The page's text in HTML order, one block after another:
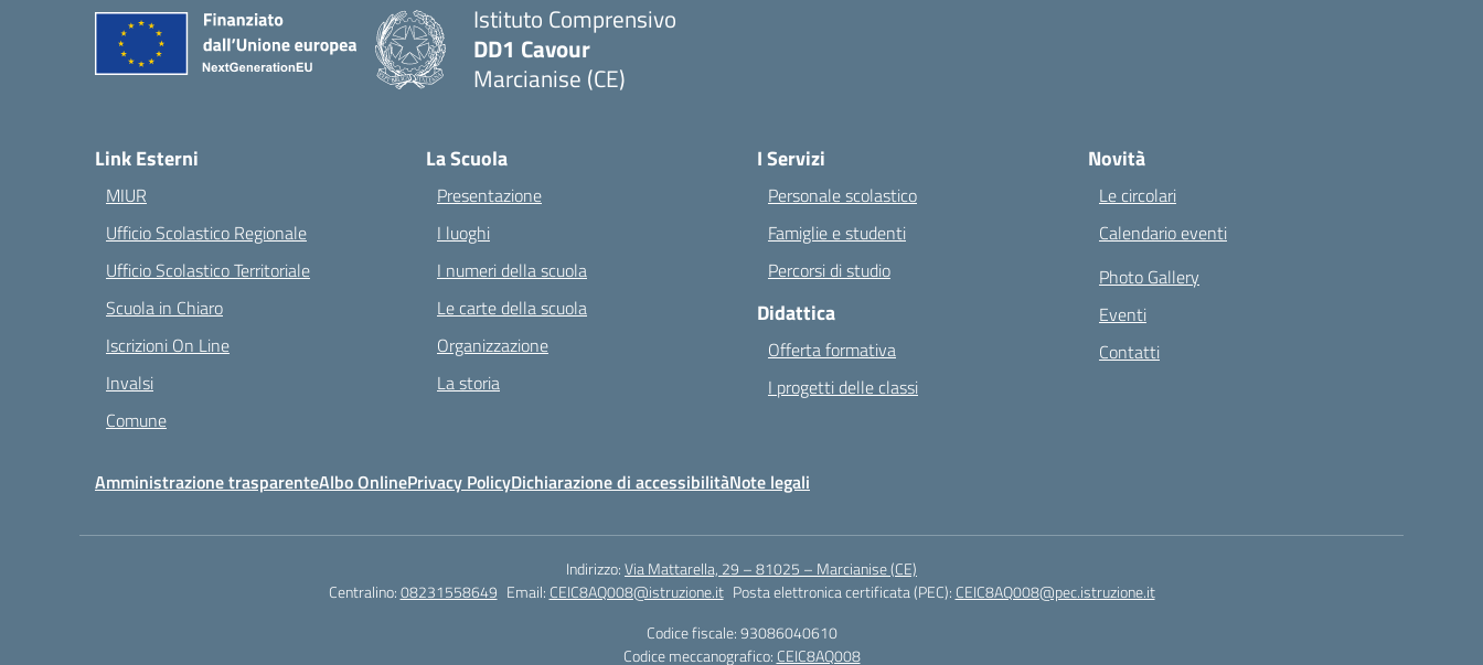
Istituto Comprensivo
DD1 Cavour
Marcianise (CE)
Link Esterni
MIUR
Ufficio Scolastico Regionale
Ufficio Scolastico Territoriale
Scuola in Chiaro
Iscrizioni On Line
Invalsi
Comune
La Scuola
Presentazione
I luoghi
I numeri della scuola
Le carte della scuola
Organizzazione
La storia
I Servizi
Personale scolastico
Famiglie e studenti
Percorsi di studio
Didattica
Offerta formativa
I progetti delle classi
Novità
Le circolari
Calendario eventi
Photo Gallery
Eventi
Contatti
Amministrazione trasparenteAlbo OnlinePrivacy PolicyDichiarazione di accessibilitàNote legali
Indirizzo:Via Mattarella, 29 – 81025 – Marcianise (CE)
Centralino:08231558649 Email: CEIC8AQ008@istruzione.it Posta elettronica certificata (PEC): CEIC8AQ008@pec.istruzione.it
Codice fiscale: 93086040610
Codice meccanografico: CEIC8AQ008